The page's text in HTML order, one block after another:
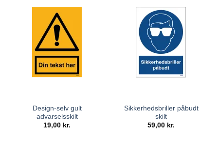
Design-selv gult
advarselsskilt
19,00 kr.
Sikkerhedsbriller påbudt
skilt
59,00 kr.